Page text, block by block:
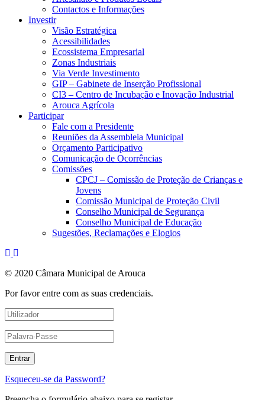
Contactos e Informações
Investir
Visão Estratégica
Acessibilidades
Ecossistema Empresarial
Zonas Industriais
Via Verde Investimento
GIP – Gabinete de Inserção Profissional
CI3 – Centro de Incubação e Inovação Industrial
Arouca Agrícola
Participar
Fale com a Presidente
Reuniões da Assembleia Municipal
Orçamento Participativo
Comunicação de Ocorrências
Comissões
CPCJ – Comissão de Proteção de Crianças e
Jovens
Comissão Municipal de Proteção Civil
Conselho Municipal de Segurança
Conselho Municipal de Educação
Sugestões, Reclamações e Elogios
© 2020 Câmara Municipal de Arouca
Por favor entre com as suas credenciais.
Esqueceu-se da Password?